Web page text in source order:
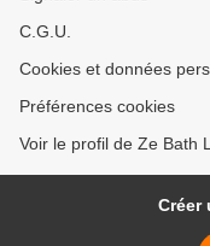
C.G.U.
Cookies et données
Préférences cookies
Voir le profil de Ze Bath
Créer